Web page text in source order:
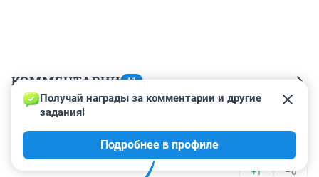
КОММЕНТАРИИ 41
Гость
никто не верит в эту чушь
+1 –0
Получай награды за комментарии и другие
задания!
Подробнее в профиле